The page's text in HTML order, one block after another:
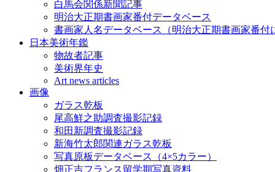
白馬会関係新聞記事
明治大正期書画家番付データベース
書画家人名データベース（明治大正期書画家番付
日本美術年鑑
物故者記事
美術界年史
Art news articles
画像
ガラス乾板
尾高鮮之助調査撮影記録
和田新調査撮影記録
新海竹太郎関連ガラス乾板
写真原板データベース（4×5カラー）
畑正吉フランス留学期写真資料